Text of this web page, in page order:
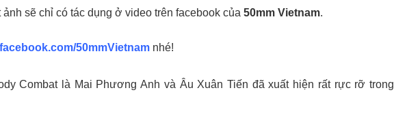
sẽ chỉ có tác dụng ở video trên facebook của 50mm Vietnam.
50mmVietnam nhé!
Combat là Mai Phương Anh và Âu Xuân Tiến đã xuất hiện rất rực rỡ trong